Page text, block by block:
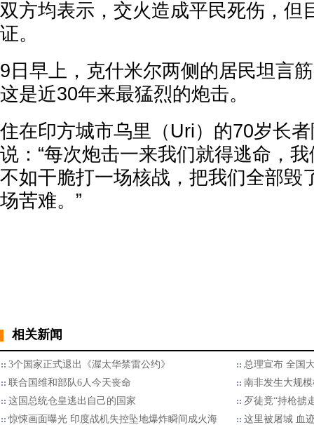
双方均表示，交火造成平民死伤，但
证。
9日早上，克什米尔两侧的居民坦言
这是近30年来最猛烈的炮击。
住在印方城市乌里（Uri）的70岁长者
说：“每次炮击一来我们就得逃命，
不如干脆打一场核战，把我们全部毁
场苦难。”
相关新闻
3个国家正式退出《渥太华禁雷公约》
总理宣布 全国
联合国维和部队6人今天丧命
南非发生大规
这国总统仓皇逃出自己的国家
歹徒竟“持枪掳
惊悚画面曝光 印度战机失控坠地爆炸瞬间成火海
这里被屠城 血